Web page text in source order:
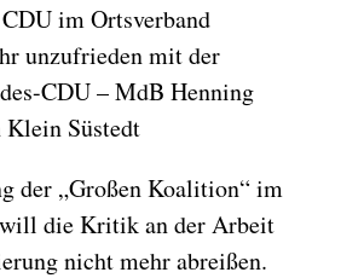
im Ortsverband
unzufrieden mit der
CDU – MdB Henning
Klein Süstedt
der „Großen Koalition“ im
die Kritik an der Arbeit
nicht mehr abreißen.